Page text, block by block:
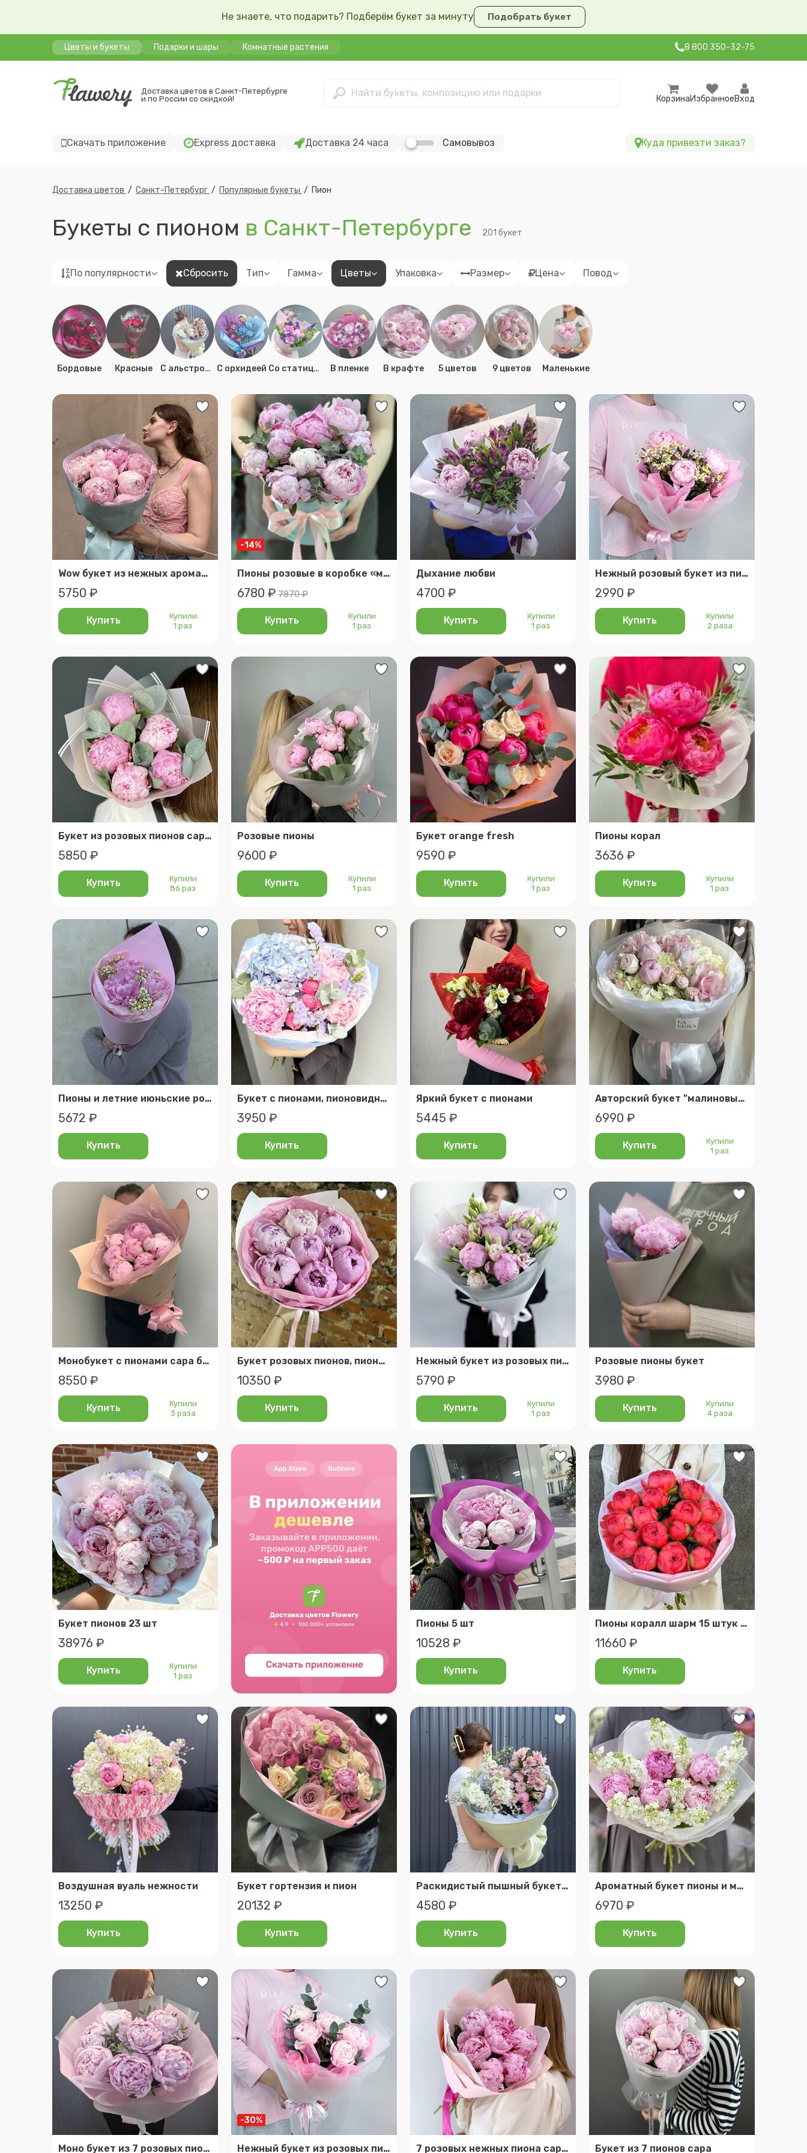
Не знаете, что подарить? Подберём букет за минуту Подобрать букет
Цветы и букеты Подарки и шары Комнатные растения 8 800 350-32-75
Доставка цветов в Санкт-Петербурге
и по России со скидкой!
КорзинаИзбранноеВход
Скачать приложение Express доставка Доставка 24 часа Самовывоз Куда привезти заказ?
Доставка цветов / Санкт-Петербург / Популярные букеты / Пион
Букеты c пионом в Санкт-Петербурге 201 букет
По популярности Сбросить Тип Гамма Цветы Упаковка Размер Цена Повод
Бордовые Красные C альстромерией C орхидеей Cо статицей В пленке В крафте 5 цветов 9 цветов Маленькие
Wow букет из нежных ароматных пионов
5750 ₽
Купить
Купили
1 раз
-14%
Пионы розовые в коробке «моей красотке»
6780 ₽ 7870 ₽
Купить
Купили
1 раз
Дыхание любви
4700 ₽
Купить
Купили
1 раз
Нежный розовый букет из пионов с ромашками
2990 ₽
Купить
Купили
2 раза
Букет из розовых пионов сара бернар с эвкалиптом (d221)
5850 ₽
Купить
Купили
86 раз
Розовые пионы
9600 ₽
Купить
Купили
1 раз
Букет orange fresh
9590 ₽
Купить
Купили
1 раз
Пионы корал
3636 ₽
Купить
Купили
1 раз
Пионы и летние июньские ромашки хит
5672 ₽
Купить
Букет с пионами, пионовидной кустовой розой и гортензией
3950 ₽
Купить
Яркий букет с пионами
5445 ₽
Купить
Авторский букет "малиновый штрудель"
6990 ₽
Купить
Купили
1 раз
Монобукет с пионами сара бернар 7 шт (а020)
8550 ₽
Купить
Купили
3 раза
Букет розовых пионов, пионы 7 штук в упаковке
10350 ₽
Купить
Нежный букет из розовых пионов и лизиантусов в матовой упаковке
5790 ₽
Купить
Купили
1 раз
Розовые пионы букет
3980 ₽
Купить
Купили
4 раза
Букет пионов 23 шт
38976 ₽
Купить
Купили
1 раз
Пионы 5 шт
10528 ₽
Купить
Пионы коралл шарм 15 штук (коралловые пионы)
11660 ₽
Купить
Воздушная вуаль нежности
13250 ₽
Купить
Букет гортензия и пион
20132 ₽
Купить
Раскидистый пышный букет из полевых цветов
4580 ₽
Купить
Ароматный букет пионы и матиола «роскошный»
6970 ₽
Купить
Моно букет из 7 розовых пионов
-30%
Нежный букет из розовых пионов с эвкалиптом (размер s) 7 розовых нежных пиона сара бернар d034 Букет из 7 пионов сара